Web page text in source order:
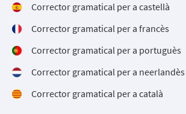
Corrector gramatical per a castellà
Corrector gramatical per a francès
Corrector gramatical per a portuguès
Corrector gramatical per a neerlandès
Corrector gramatical per a català